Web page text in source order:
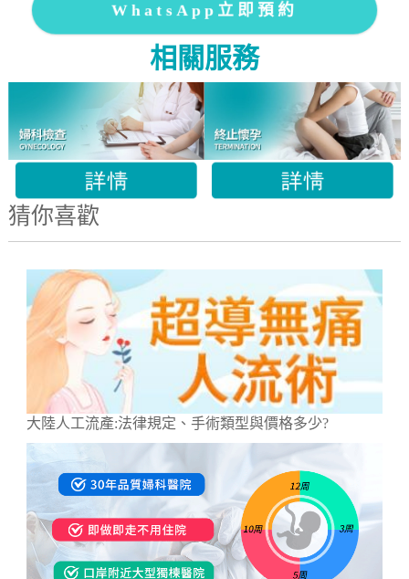
WhatsApp立即預約
相關服務
猜你喜歡
大陸人工流產:法律規定、手術類型與價格多少?